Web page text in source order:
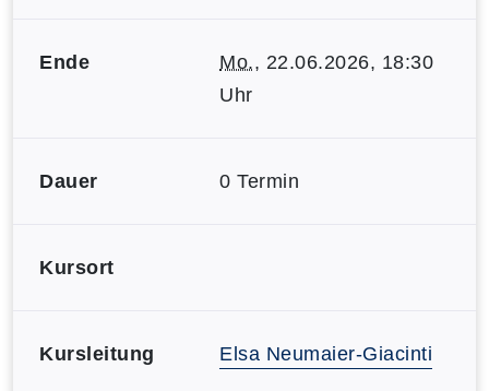
Ende Mo., 22.06.2026, 18:30
Uhr
Dauer 0 Termin
Kursort
Kursleitung Elsa Neumaier-Giacinti